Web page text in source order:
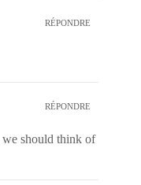
RÉPONDRE
RÉPONDRE
we should think of